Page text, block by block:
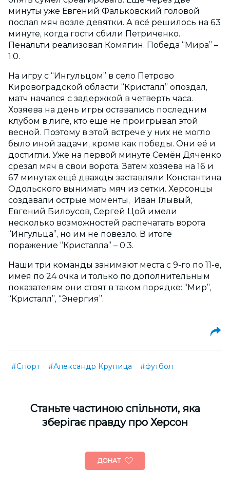
минуты уже Евгений Фальковский головой
послал мяч возле девятки. А всё решилось на 63
минуте, когда гости сбили Петриченко.
Пенальти реализовал Комягин. Победа “Мира” –
1:0.
На игру с “Ингульцом” в село Петрово
Кировоградской области “Кристалл” опоздал,
матч начался с задержкой в четверть часа.
Хозяева на день игры оставались последним
клубом в лиге, кто еще не проигрывал этой
весной. Поэтому в этой встрече у них не могло
было иной задачи, кроме как победы. Они её и
достигли. Уже на первой минуте Семён Дяченко
срезал мяч в свои ворота. Затем хозяева на 16 и
67 минутах ещё дважды заставляли Константина
Одольского вынимать мяч из сетки. Херсонцы
создавали острые моменты, Иван Глывый,
Евгений Билоусов, Сергей Цой имели
несколько возможностей распечатать ворота
“Ингульца”, но им не повезло. В итоге
поражение “Кристалла” – 0:3.
Наши три команды занимают места с 9-го по 11-е,
имея по 24 очка и только по дополнительным
показателям они стоят в таком порядке: “Мир”,
“Кристалл”, “Энергия”.
#Спорт #Александр Крупица #футбол
Cтаньте частиною спільноти, яка
зберігає правду про Херсон
ДОНАТ